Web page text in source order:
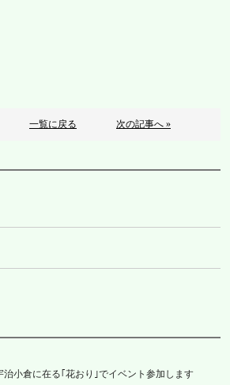
一覧に戻る 次の記事へ »
小倉に在る｢花おり｣でイベント参加します